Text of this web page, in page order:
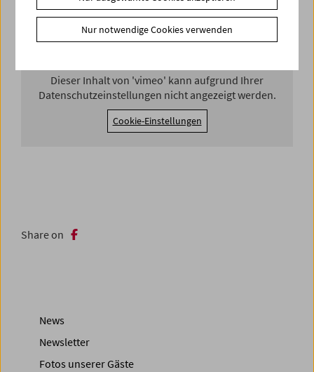
formt ist gleichzeitig auch filmhistorischer Abriss: von
Vertov über Kubrick zu Scorsese innerhalb weniger
Dieser Inhalt von 'vimeo' kann aufgrund Ihrer
Datenschutzeinstellungen nicht angezeigt werden.
Cookie-Einstellungen
Share on
News
Newsletter
Fotos unserer Gäste
Nur notwendige Cookies verwenden